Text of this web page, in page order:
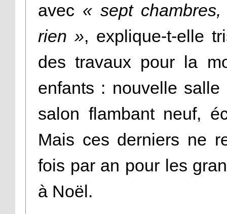
avec « sept
rien », explique-t-elle
des travaux pour la
enfants : nouvelle salle
salon flambant neuf,
Mais ces derniers ne
fois par an pour les
à Noël.